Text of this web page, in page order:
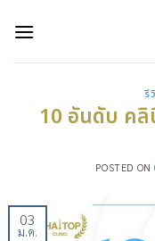
รี
10 อันดับ คลิ
POSTED ON
03
ม.ค.